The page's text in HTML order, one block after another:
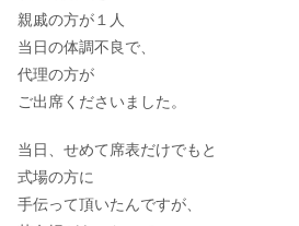
る？
プロフィールム
親戚の方が１人
当日の体調不良で、
代理の方が
ご出席くださいました。
当日、せめて席表だけでもと
式場の方に
手伝って頂いたんですが、